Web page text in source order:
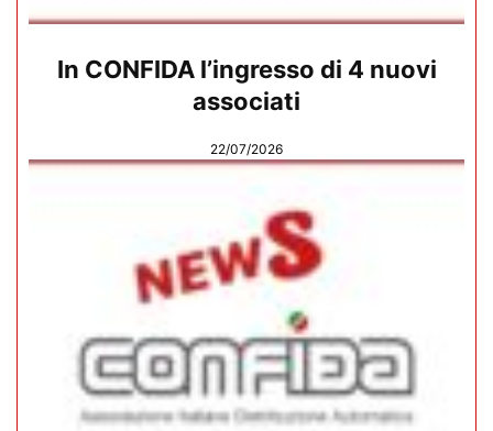
In CONFIDA l’ingresso di 4 nuovi
associati
22/07/2026